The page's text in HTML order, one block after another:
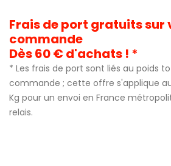
Frais de port gratuits sur
commande
Dès 60 € d'achats ! *
* Les frais de port sont liés au poids
commande ; cette offre s'applique
Kg pour un envoi en France
relais.